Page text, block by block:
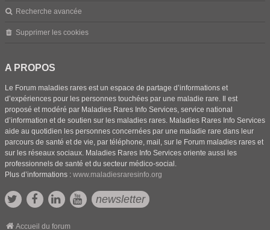
Recherche avancée
Supprimer les cookies
A PROPOS
Le Forum maladies rares est un espace de partage d’informations et
d’expériences pour les personnes touchées par une maladie rare. Il est
proposé et modéré par Maladies Rares Info Services, service national
d’information et de soutien sur les maladies rares. Maladies Rares Info Services
aide au quotidien les personnes concernées par une maladie rare dans leur
parcours de santé et de vie, par téléphone, mail, sur le Forum maladies rares et
sur les réseaux sociaux. Maladies Rares Info Services oriente aussi les
professionnels de santé et du secteur médico-social.
Plus d’informations : www.maladiesraresinfo.org
newsletter
Accueil du forum